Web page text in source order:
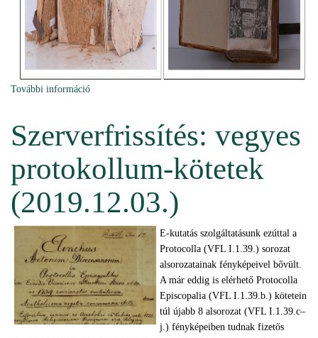
További információ
Szerverfrissítés: vegyes
protokollum-kötetek
(2019.12.03.)
E-kutatás szolgáltatásunk ezúttal a
Protocolla (VFL I.1.39.) sorozat
alsorozatainak fényképeivel bővült.
A már eddig is elérhető Protocolla
Episcopalia (VFL I.1.39.b.) kötetein
túl újabb 8 alsorozat (VFL I.1.39.c–
j.) fényképeiben tudnak fizetős